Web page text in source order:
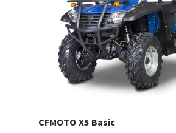
CFMOTO X5 Basic